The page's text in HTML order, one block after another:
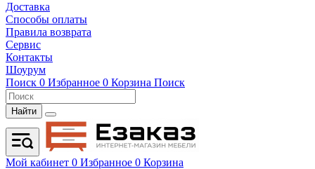
Доставка
Способы оплаты
Правила возврата
Сервис
Контакты
Шоурум
Поиск 0 Избранное 0 Корзина Поиск
Найти
Мой кабинет 0 Избранное 0 Корзина